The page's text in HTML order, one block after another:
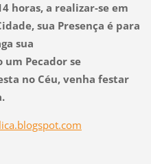
horas, a realizar-se em
sua Presença é para
sua
Pecador se
no Céu, venha festar